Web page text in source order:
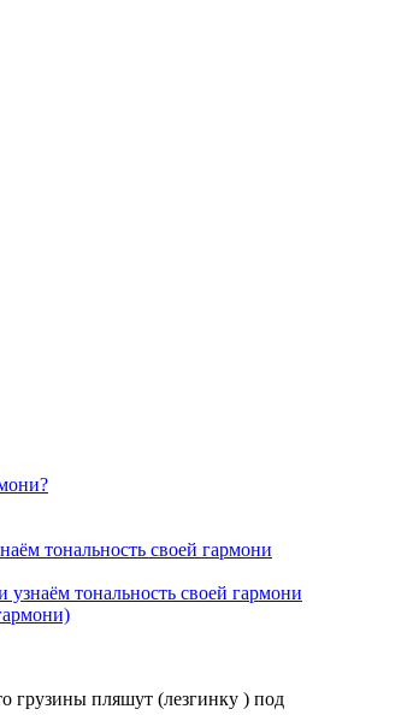
тональность своей гармони
тональность своей гармони
грузины пляшут (лезгинку ) под